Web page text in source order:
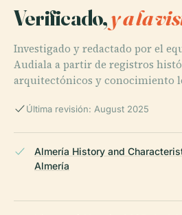
Verificado,y a la
Investigado y redactado por el
Audiala a partir de registros
arquitectónicos y conocimiento
Última revisión: August 2025
Almería History and
Almería